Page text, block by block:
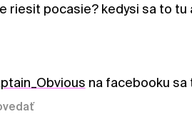
riesit pocasie? kedysi sa to
na facebooku sa